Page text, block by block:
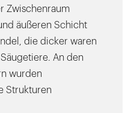
Zwischenraum
äußeren Schicht
die dicker waren
An den
wurden
Strukturen